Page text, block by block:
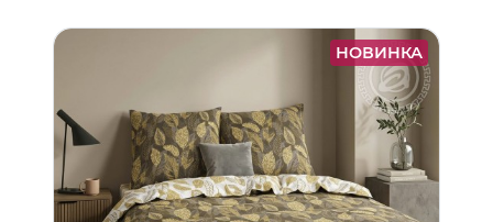
НОВИНКА